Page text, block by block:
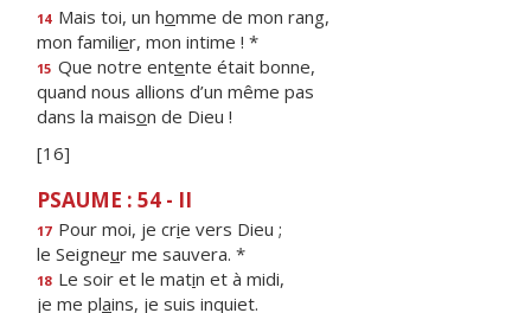
14 Mais toi, un homme de mon rang,
mon familier, mon intime ! *
15 Que notre entente était bonne,
quand nous allions d’un même pas
dans la maison de Dieu !
[16]
PSAUME : 54 - II
17 Pour moi, je crie vers Dieu ;
le Seigneur me sauvera. *
18 Le soir et le matin et à midi,
je me plains, je suis inquiet.